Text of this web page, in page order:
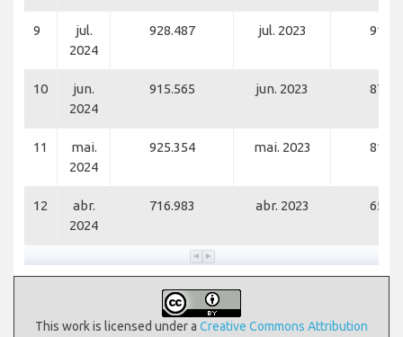
9
jul.
2024
928.487 jul. 2023
10
jun.
2024
915.565 jun. 2023
11
mai.
2024
925.354 mai. 2023
12
abr.
2024
716.983 abr. 2023
This work is licensed under a Creative Commons Attribution